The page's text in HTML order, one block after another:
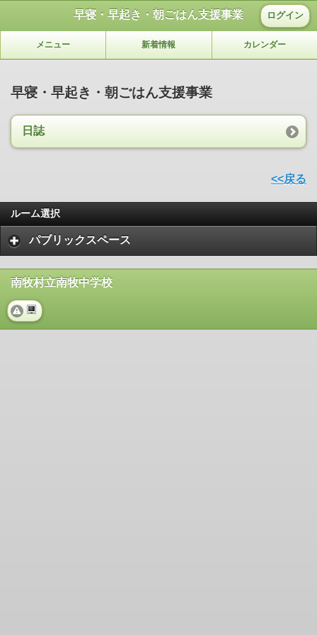
早寝・早起き・朝ごはん支援事業 ログイン
メニュー 新着情報 カレンダー
早寝・早起き・朝ごはん支援事業
日誌
<<戻る
ルーム選択
パブリックスペース
南牧村立南牧中学校